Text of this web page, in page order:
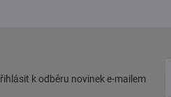
k odběru novinek e-mailem